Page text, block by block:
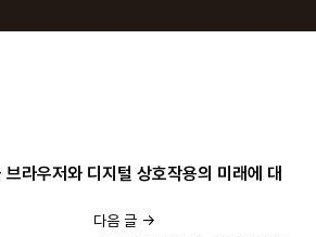
우저와 디지털 상호작용의 미래에 대
다음 글 →